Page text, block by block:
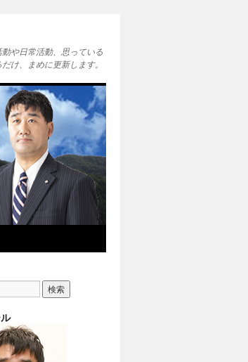
動や日常活動、思っている
け、まめに更新します。